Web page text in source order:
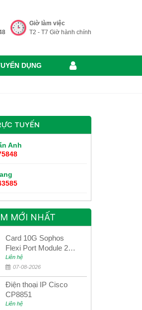
Giờ làm việc
T2 - T7 Giờ hành chính
DỤNG
TUYẾN
Anh
MỚI NHẤT
Card 10G Sophos
Flexi Port Module 2
port 10GbE SFP+
SGMOD2F2PUR
2port 10GbE SFP+
Liên hệ
07-08-2026
Điện thoại IP Cisco
CP8851
Liên hệ